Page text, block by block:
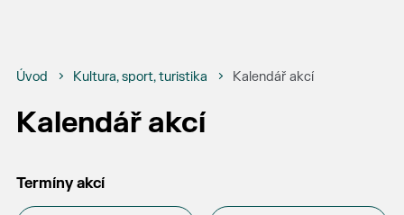
Úvod Kultura, sport, turistika Kalendář akcí
Kalendář akcí
Termíny akcí